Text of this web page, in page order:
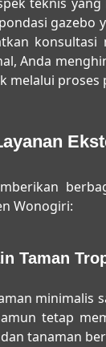
gazebo
Anda
melalui
Wonogiri:
Taman
minimalis
tetap
tanaman